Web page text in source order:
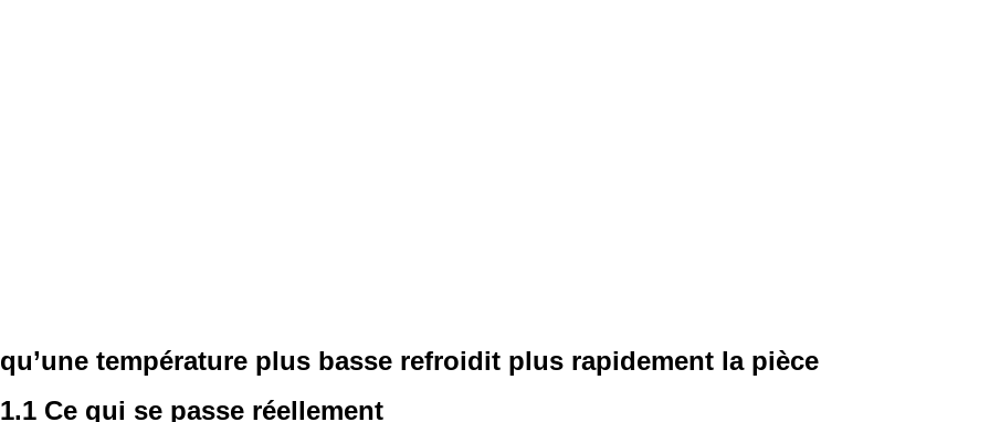
qu’une température plus basse refroidit plus rapidement la pièce
1.1 Ce qui se passe réellement